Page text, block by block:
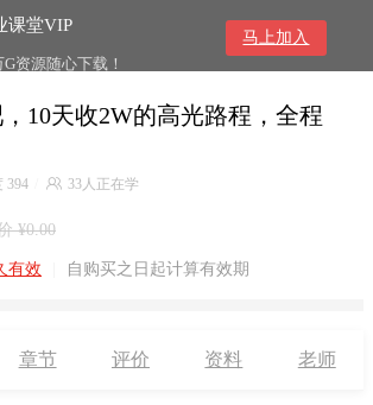
课堂VIP
资源随心下载！
马上加入
10天收2W的高光路程，全程
394  33人正在学
¥0.00
有效 自购买之日起计算有效期
章节 评价 资料 老师